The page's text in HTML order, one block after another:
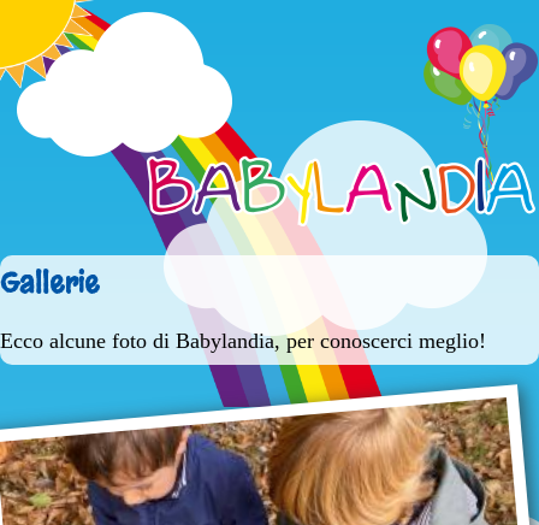
Gallerie
Ecco alcune foto di Babylandia, per conoscerci meglio!